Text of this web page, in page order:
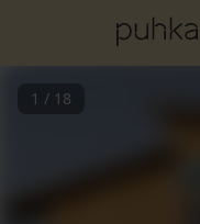
1 / 18